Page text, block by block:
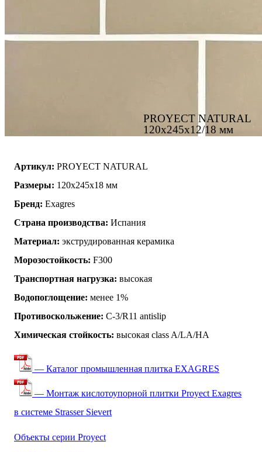
PROYECT NATURAL
120x245x12/18 мм
Артикул: PROYECT NATURAL
Размеры: 120x245x18 мм
Бренд: Exagres
Страна производства: Испания
Материал: экструдированная керамика
Морозостойкость: F300
Транспортная нагрузка: высокая
Водопоглощение: менее 1%
Противоскольжение: C-3/R11 antislip
Химическая стойкость: высокая class A/LA/HA
— Каталог промышленная плитка EXAGRES
— Монтаж кислотоупорной плитки Proyect Exagres
в системе Strasser Sievert
Объекты серии Proyect